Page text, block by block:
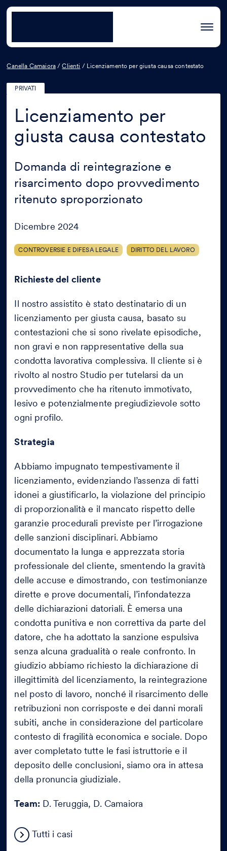
Canella Camaiora /Clienti / Licenziamento per giusta causa contestato
PRIVATI
Licenziamento per
giusta causa contestato
Domanda di reintegrazione e
risarcimento dopo provvedimento
ritenuto sproporzionato
Dicembre 2024
CONTROVERSIE E DIFESA LEGALE DIRITTO DEL LAVORO
Richieste del cliente
Il nostro assistito è stato destinatario di un
licenziamento per giusta causa, basato su
contestazioni che si sono rivelate episodiche,
non gravi e non rappresentative della sua
condotta lavorativa complessiva. Il cliente si è
rivolto al nostro Studio per tutelarsi da un
provvedimento che ha ritenuto immotivato,
lesivo e potenzialmente pregiudizievole sotto
ogni profilo.
Strategia
Abbiamo impugnato tempestivamente il
licenziamento, evidenziando l’assenza di fatti
idonei a giustificarlo, la violazione del principio
di proporzionalità e il mancato rispetto delle
garanzie procedurali previste per l’irrogazione
delle sanzioni disciplinari. Abbiamo
documentato la lunga e apprezzata storia
professionale del cliente, smentendo la gravità
delle accuse e dimostrando, con testimonianze
dirette e prove documentali, l’infondatezza
delle dichiarazioni datoriali. È emersa una
condotta punitiva e non correttiva da parte del
datore, che ha adottato la sanzione espulsiva
senza alcuna gradualità o reale confronto. In
giudizio abbiamo richiesto la dichiarazione di
illegittimità del licenziamento, la reintegrazione
nel posto di lavoro, nonché il risarcimento delle
retribuzioni non corrisposte e dei danni morali
subiti, anche in considerazione del particolare
contesto di fragilità economica e sociale. Dopo
aver completato tutte le fasi istruttorie e il
deposito delle conclusioni, siamo ora in attesa
della pronuncia giudiziale.
Team: D. Teruggia, D. Camaiora
Tutti i casi